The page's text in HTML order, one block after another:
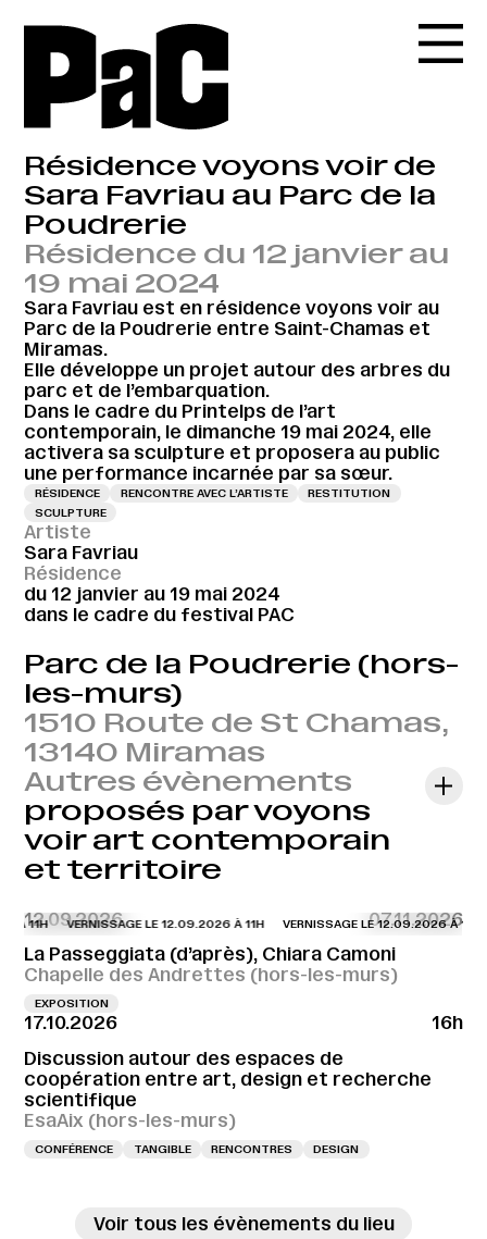
Résidence voyons voir de
Sara Favriau au Parc de la
Poudrerie
Résidence du 12 janvier au
19 mai 2024
Sara Favriau est en résidence voyons voir au
Parc de la Poudrerie entre Saint-Chamas et
Miramas.
Elle développe un projet autour des arbres du
parc et de l’embarquation.
Dans le cadre du Printelps de l’art
contemporain, le dimanche 19 mai 2024, elle
activera sa sculpture et proposera au public
une performance incarnée par sa sœur.
RÉSIDENCE RENCONTRE AVEC L’ARTISTE
RESTITUTION
SCULPTURE
Artiste
Sara Favriau
Résidence
du 12 janvier au 19 mai 2024
dans le cadre du festival PAC
Parc de la Poudrerie (hors-
les-murs)
1510 Route de St Chamas,
13140 Miramas
Autres évènements
proposés par voyons
voir art contemporain
et territoire
12.09.2026 07.11.2026
À 11H VERNISSAGE LE 12.09.2026 À 11H VERNISSAGE LE 12.09.2026 À 11H
La Passeggiata (d’après), Chiara Camoni
Chapelle des Andrettes (hors-les-murs)
EXPOSITION
17.10.2026
16h
Discussion autour des espaces de
coopération entre art, design et recherche
scientifique
EsaAix (hors-les-murs)
CONFÉRENCE TANGIBLE RENCONTRES DESIGN
Voir tous les évènements du lieu